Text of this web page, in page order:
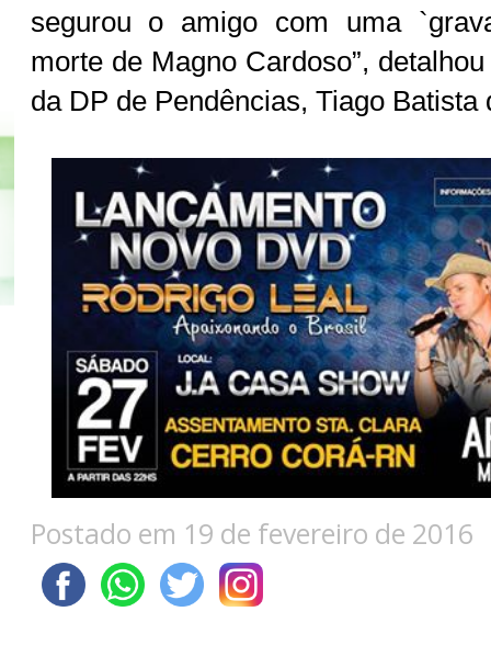
segurou o amigo com uma
morte de Magno Cardoso”,
da DP de Pendências, Tiago Batista
Postado em 19 de fevereiro de 2016